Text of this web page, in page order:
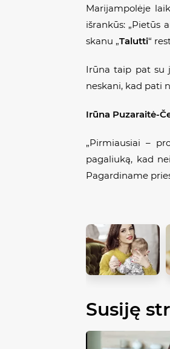
Marijampolėje
išrankūs: „Pietūs
skanu „Talutti“
Irūna taip pat su
neskani, kad pati
Irūna Puzaraitė-
„Pirmiausiai –
pagaliuką, kad
Pagardiname
Susiję